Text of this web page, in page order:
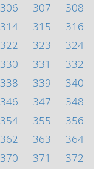
306 307
308
314 315
316
322 323
324
330 331
332
338 339
340
346 347
348
354 355
356
362 363
364
370 371
372